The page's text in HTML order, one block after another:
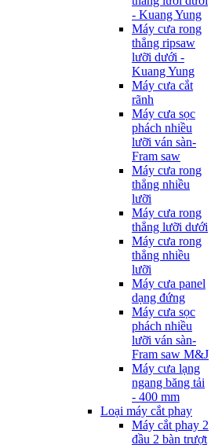
- Kuang Yung
Máy cưa rong
thẳng ripsaw
lưỡi dưới -
Kuang Yung
Máy cưa cắt
rãnh
Máy cưa sọc
phách nhiều
lưỡi ván sàn-
Fram saw
Máy cưa rong
thẳng nhiều
lưỡi
Máy cưa rong
thẳng lưỡi dưới
Máy cưa rong
thẳng nhiều
lưỡi
Máy cưa panel
dạng đứng
Máy cưa sọc
phách nhiều
lưỡi ván sàn-
Fram saw M&J
Máy cưa lạng
ngang băng tải
- 400 mm
Loại máy cắt phay
Máy cắt phay 2
đầu 2 bàn trượt